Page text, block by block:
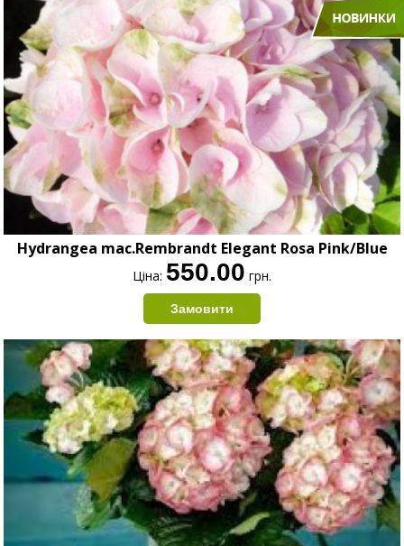
Hydrangea mac.Rembrandt Elegant Rosa Pink/Blue
Ціна: 550.00 грн.